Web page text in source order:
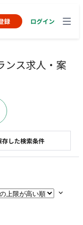
録 ログイン
ンス求人・案
存した検索条件